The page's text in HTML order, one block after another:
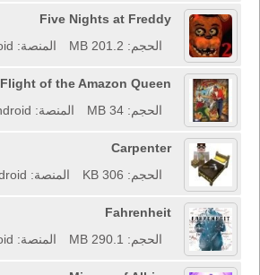
Five Nights at Freddy
الحجم: 201.2 MB
المنصة: Android
Flight of the Amazon Queen
الحجم: 34 MB
المنصة: Android
Carpenter
الحجم: 306 KB
المنصة: Android
Fahrenheit
الحجم: 290.1 MB
المنصة: Android